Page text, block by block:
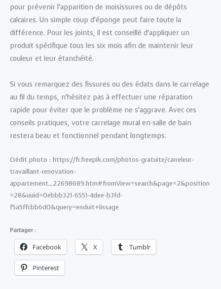
pour prévenir l’apparition de moisissures ou de dépôts
calcaires. Un simple coup d’éponge peut faire toute la
différence. Pour les joints, il est conseillé d’appliquer un
produit spécifique tous les six mois afin de maintenir leur
couleur et leur étanchéité.
Si vous remarquez des fissures ou des éclats dans le carrelage
au fil du temps, n’hésitez pas à effectuer une réparation
rapide pour éviter que le problème ne s’aggrave. Avec ces
conseils pratiques, votre carrelage mural en salle de bain
restera beau et fonctionnel pendant longtemps.
Crédit photo : https://fr.freepik.com/photos-gratuite/carreleur-
travaillant-renovation-
appartement_22698689.htm#fromView=search&page=2&position
=28&uuid=0ebbb321-6551-4dee-b3fd-
f5a5ffcbb6d0&query=enduit+lissage
Partager :
Facebook X Tumblr
Pinterest